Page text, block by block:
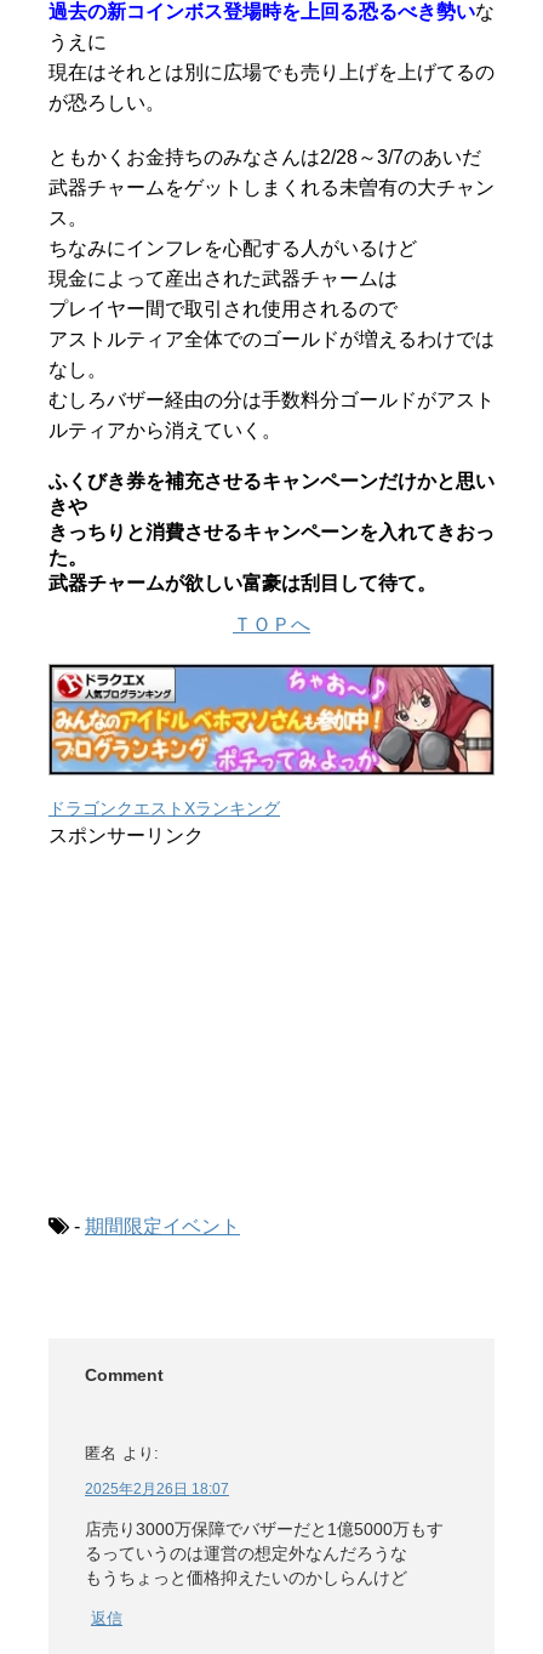
過去の新コインボス登場時を上回る恐るべき勢いな
うえに
現在はそれとは別に広場でも売り上げを上げてるの
が恐ろしい。
ともかくお金持ちのみなさんは2/28～3/7のあいだ
武器チャームをゲットしまくれる未曽有の大チャン
ス。
ちなみにインフレを心配する人がいるけど
現金によって産出された武器チャームは
プレイヤー間で取引され使用されるので
アストルティア全体でのゴールドが増えるわけでは
なし。
むしろバザー経由の分は手数料分ゴールドがアスト
ルティアから消えていく。
ふくびき券を補充させるキャンペーンだけかと思い
きや
きっちりと消費させるキャンペーンを入れてきおっ
た。
武器チャームが欲しい富豪は刮目して待て。
ＴＯＰへ
ドラゴンクエストXランキング
スポンサーリンク
- 期間限定イベント
Comment
匿名 より:
2025年2月26日 18:07
店売り3000万保障でバザーだと1億5000万もす
るっていうのは運営の想定外なんだろうな
もうちょっと価格抑えたいのかしらんけど
返信